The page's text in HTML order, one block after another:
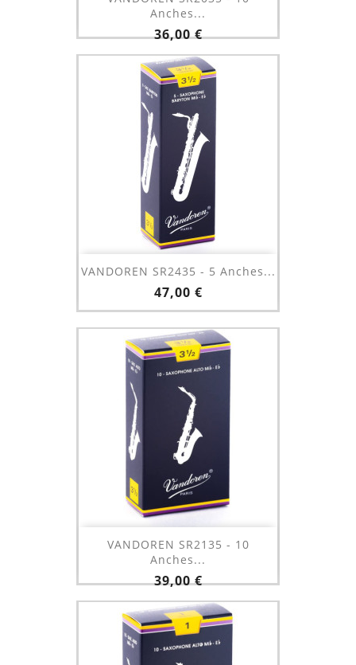
Anches...
Prix
36,00 €
VANDOREN SR2435 - 5 Anches...
Prix
47,00 €
VANDOREN SR2135 - 10
Anches...
Prix
39,00 €